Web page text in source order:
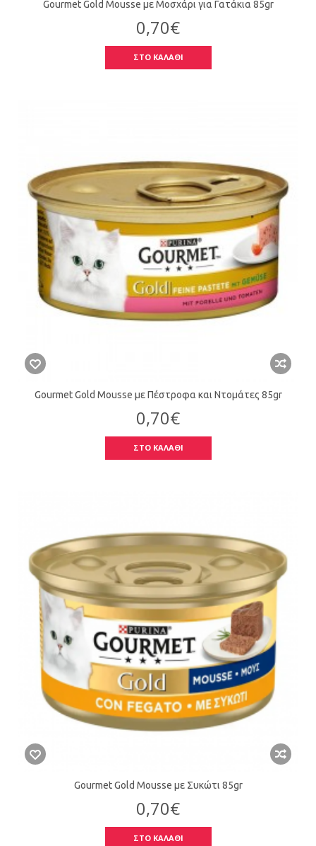
Gourmet Gold Mousse με Μοσχάρι για Γατάκια 85gr
0,70€
ΣΤΟ ΚΑΛΑΘΙ
Gourmet Gold Mousse με Πέστροφα και Ντομάτες 85gr
0,70€
ΣΤΟ ΚΑΛΑΘΙ
Gourmet Gold Mousse με Συκώτι 85gr
0,70€
ΣΤΟ ΚΑΛΑΘΙ